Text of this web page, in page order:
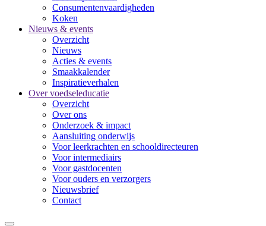
Consumentenvaardigheden
Koken
Nieuws & events
Overzicht
Nieuws
Acties & events
Smaakkalender
Inspiratieverhalen
Over voedseleducatie
Overzicht
Over ons
Onderzoek & impact
Aansluiting onderwijs
Voor leerkrachten en schooldirecteuren
Voor intermediairs
Voor gastdocenten
Voor ouders en verzorgers
Nieuwsbrief
Contact